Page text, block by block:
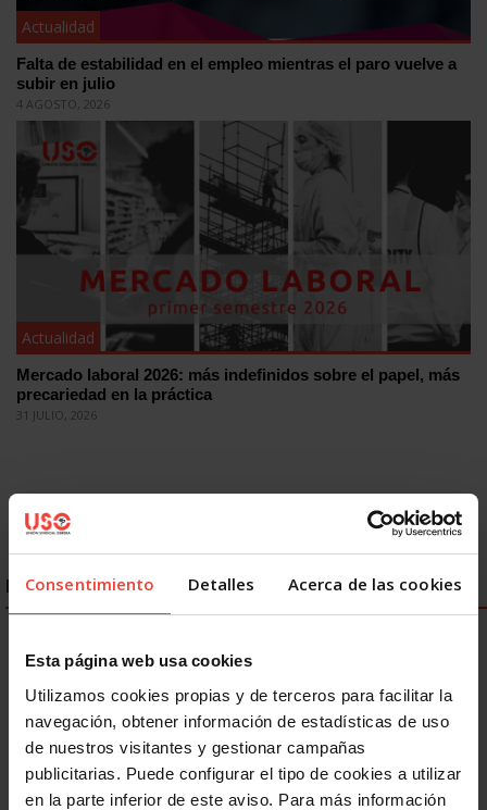
Consentimiento Detalles Acerca de las cookies
Esta página web usa cookies
Utilizamos cookies propias y de terceros para facilitar la
navegación, obtener información de estadísticas de uso
de nuestros visitantes y gestionar campañas
publicitarias. Puede configurar el tipo de cookies a utilizar
en la parte inferior de este aviso. Para más información
Actualidad
Falta de estabilidad en el empleo mientras el paro vuelve a
subir en julio
4 AGOSTO, 2026
Actualidad
Mercado laboral 2026: más indefinidos sobre el papel, más
precariedad en la práctica
31 JULIO, 2026
ENLACES DESTACADOS